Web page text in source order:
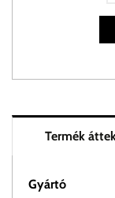
Termék
Gyártó